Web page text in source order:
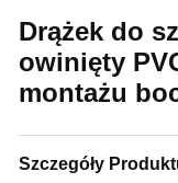
Drążek do
owinięty
montażu
Szczegóły